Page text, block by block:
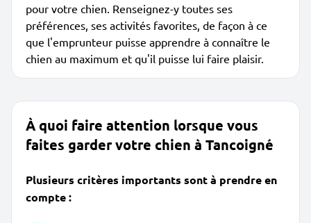
pour votre chien. Renseignez-y toutes ses
préférences, ses activités favorites, de façon à ce
que l'emprunteur puisse apprendre à connaître le
chien au maximum et qu'il puisse lui faire plaisir.
À quoi faire attention lorsque vous
faites garder votre chien à Tancoigné
Plusieurs critères importants sont à prendre en
compte :